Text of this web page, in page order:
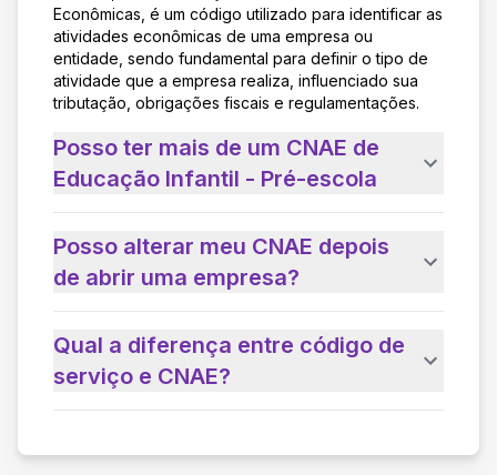
Econômicas, é um código utilizado para identificar as
atividades econômicas de uma empresa ou
entidade, sendo fundamental para definir o tipo de
atividade que a empresa realiza, influenciado sua
tributação, obrigações fiscais e regulamentações.
Posso ter mais de um CNAE de
Educação Infantil - Pré-escola
Posso alterar meu CNAE depois
de abrir uma empresa?
Qual a diferença entre código de
serviço e CNAE?